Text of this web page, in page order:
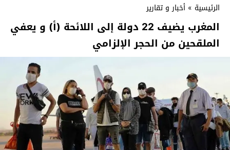
الرئيسية » أخبار و تقارير
المغرب يضيف 22 دولة إلى اللائحة (أ) و يعفي
الملقحين من الحجر الإلزامي